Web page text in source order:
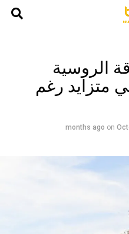
الروسية
متزايد رغم
on